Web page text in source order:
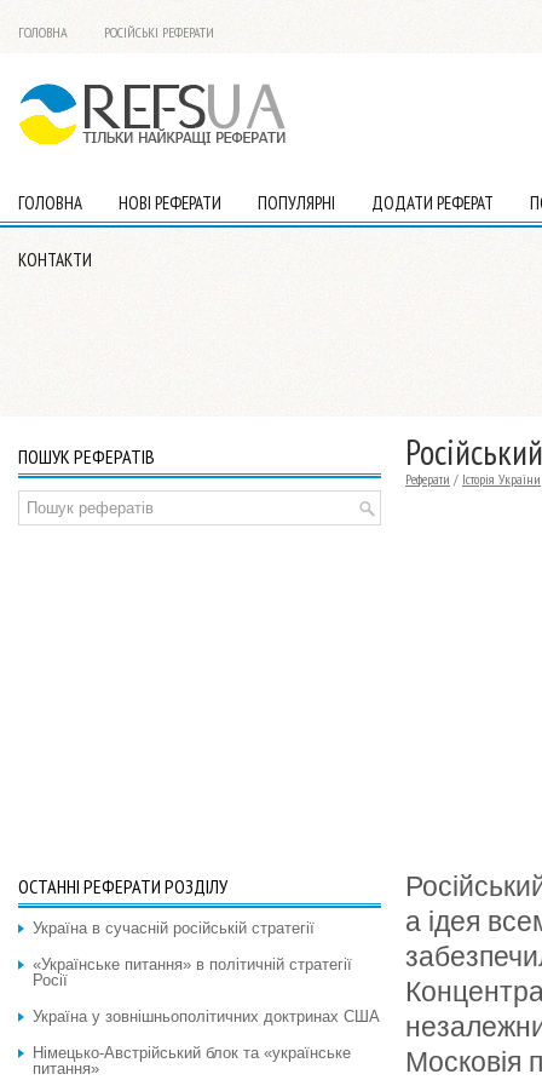
ГОЛОВНА РОСІЙСЬКІ РЕФЕРАТИ
ГОЛОВНА НОВІ РЕФЕРАТИ ПОПУЛЯРНІ ДОДАТИ РЕФЕРАТ
КОНТАКТИ
Реферати / Історія України
а ідея
Московія
ПОШУК РЕФЕРАТІВ
ОСТАННІ РЕФЕРАТИ РОЗДІЛУ
Україна в сучасній російській стратегії
«Українське питання» в політичній стратегії
Росії
Україна у зовнішньополітичних доктринах США
Німецько-Австрійський блок та «українське
питання»